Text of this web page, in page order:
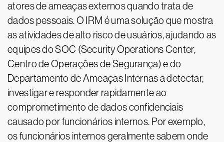
atores de ameaças externos quando trata de
dados pessoais. O IRM é uma solução que mostra
as atividades de alto risco de usuários, ajudando as
equipes do SOC (Security Operations Center,
Centro de Operações de Segurança) e do
Departamento de Ameaças Internas a detectar,
investigar e responder rapidamente ao
comprometimento de dados confidenciais
causado por funcionários internos. Por exemplo,
os funcionários internos geralmente sabem onde